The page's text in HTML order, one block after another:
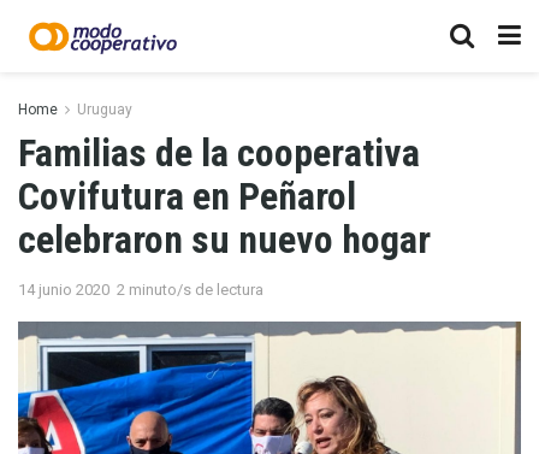
Home Uruguay
Familias de la cooperativa
Covifutura en Peñarol
celebraron su nuevo hogar
14 junio 2020 2 minuto/s de lectura